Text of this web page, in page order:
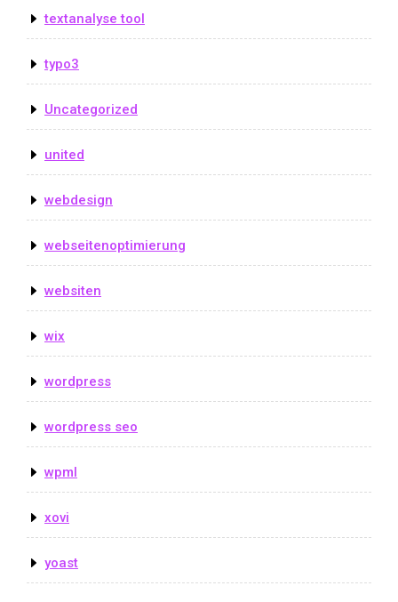
textanalyse tool
typo3
Uncategorized
united
webdesign
webseitenoptimierung
websiten
wix
wordpress
wordpress seo
wpml
xovi
yoast